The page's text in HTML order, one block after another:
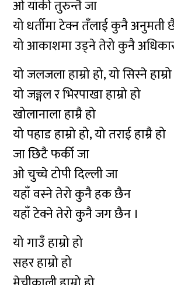
ओ याँकी तुरुन्तै जा
यो धर्तीमा टेक्न तँलाई कुनै अनुमती
यो आकाशमा उड्ने तेरो कुनै
यो जलजला हाम्रो हो, यो सिस्ने
यो जङ्गल र भिरपाखा हाम्रो हो
खोलानाला हाम्रै हो
यो पहाड हाम्रो हो, यो तराई हाम्रै हो
जा छिटै फर्की जा
ओ चुच्चे टोपी दिल्ली जा
यहाँ वस्ने तेरो कुनै हक छैन
यहाँ टेक्ने तेरो कुनै जग छैन ।
यो गाउँ हाम्रो हो
सहर हाम्रो हो